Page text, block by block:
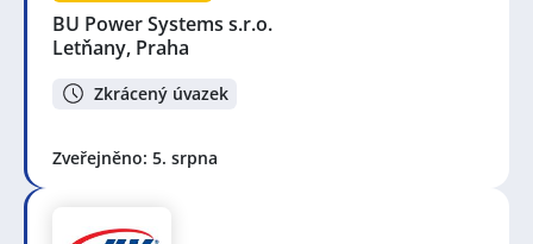
BU Power Systems s.r.o.
Letňany, Praha
Zkrácený úvazek
Zveřejněno: 5. srpna